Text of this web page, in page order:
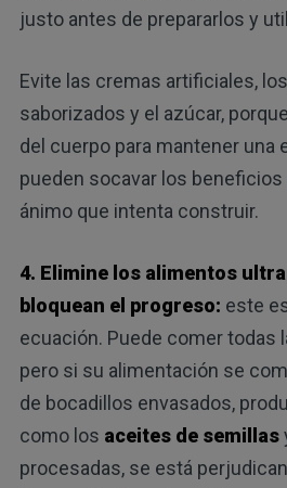
justo antes de prepararlos y
Evite las cremas artificiales,
saborizados y el azúcar,
del cuerpo para mantener una
pueden socavar los beneficios
ánimo que intenta construir.
4. Elimine los alimentos
bloquean el progreso: este
ecuación. Puede comer todas
pero si su alimentación se
de bocadillos envasados,
como los aceites de semillas
procesadas, se está